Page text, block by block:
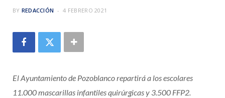
BY REDACCIÓN 4 FEBRERO 2021
El Ayuntamiento de Pozoblanco repartirá a los escolares
11.000 mascarillas infantiles quirúrgicas y 3.500 FFP2.